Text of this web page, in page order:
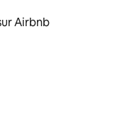
Airbnb